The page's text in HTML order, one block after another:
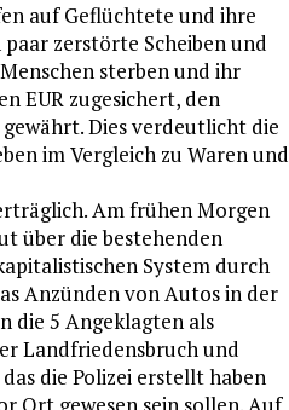
auf Geflüchtete und ihre
zerstörte Scheiben und
sterben und ihr
EUR zugesichert, den
Dies verdeutlicht die
im Vergleich zu Waren und
Am frühen Morgen
über die bestehenden
System durch
Anzünden von Autos in der
die 5 Angeklagten als
Landfriedensbruch und
die Polizei erstellt haben